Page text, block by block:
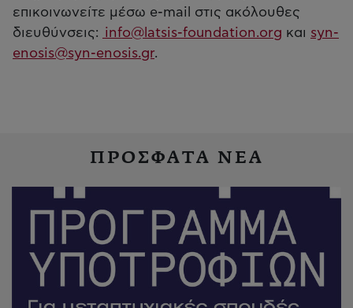
επικοινωνείτε μέσω e-mail στις ακόλουθες
διευθύνσεις: info@latsis-foundation.org και syn-
enosis@syn-enosis.gr.
ΠΡΟΣΦΑΤΑ ΝΕΑ